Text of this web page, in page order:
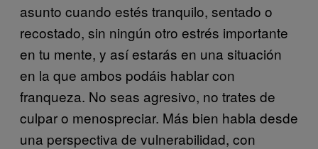
asunto cuando estés tranquilo, sentado o
recostado, sin ningún otro estrés importante
en tu mente, y así estarás en una situación
en la que ambos podáis hablar con
franqueza. No seas agresivo, no trates de
culpar o menospreciar. Más bien habla desde
una perspectiva de vulnerabilidad, con